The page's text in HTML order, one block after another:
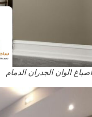
اصباغ الوان الجدران الدمام